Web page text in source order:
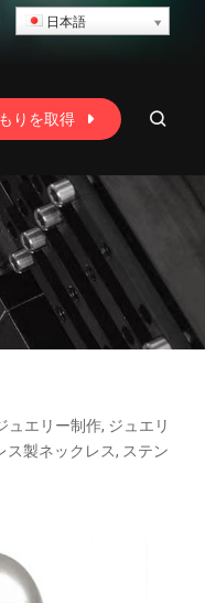
日本語
りを取得
エリー制作, ジュエリ
ス製ネックレス, ステン